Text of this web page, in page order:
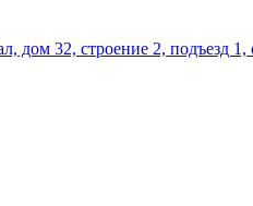
дом 32, строение 2, подъезд